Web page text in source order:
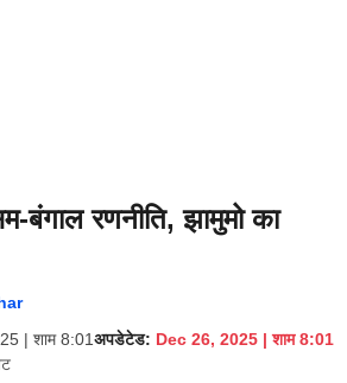
बंगाल रणनीति, झामुमो का
| शाम 8:01अपडेटेड: Dec 26, 2025 | शाम 8:01